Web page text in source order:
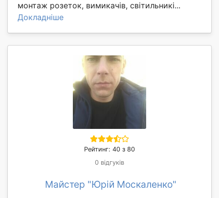
монтаж розеток, вимикачів, світильникі...
Докладніше
Рейтинг: 40 з 80
0 відгуків
Майстер "Юрій Москаленко"